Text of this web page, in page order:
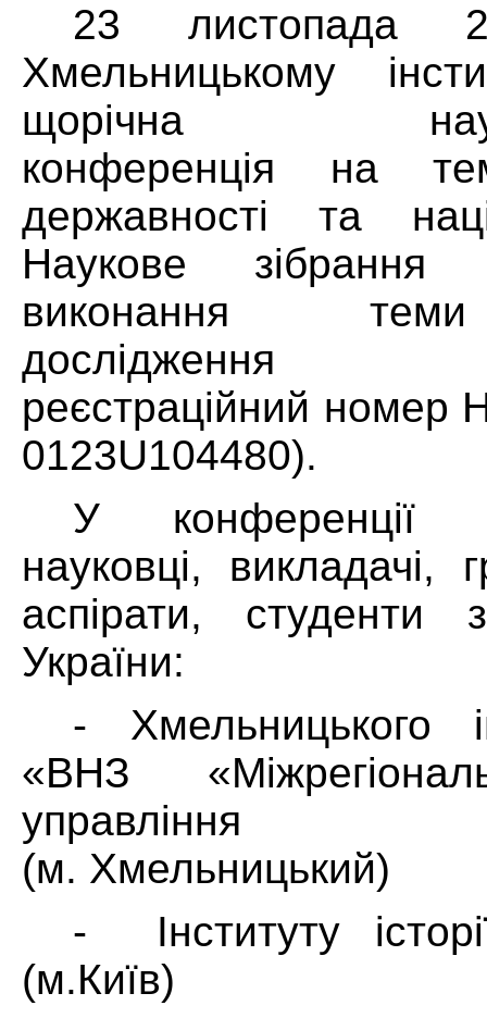
23 листопада
Хмельницькому
щорічна
конференція на
державності та
Наукове зібрання
виконання
дослідження
реєстраційний номер
0123U104480).
У конференції
науковці, викладачі,
аспірати, студенти
України:
- Хмельницького
«ВНЗ
управління
(м. Хмельницький)
- Інституту
(м.Київ)